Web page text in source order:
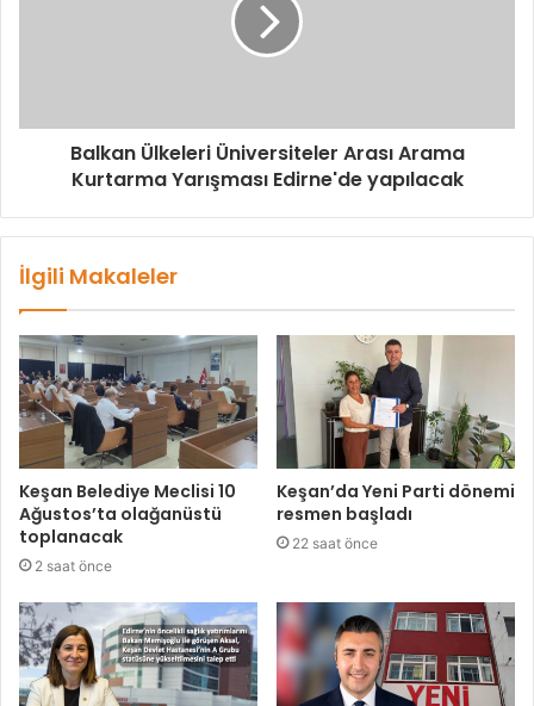
Balkan Ülkeleri Üniversiteler Arası Arama
Kurtarma Yarışması Edirne'de yapılacak
İlgili Makaleler
Keşan Belediye Meclisi 10
Ağustos’ta olağanüstü
toplanacak
2 saat önce
Keşan’da Yeni Parti dönemi
resmen başladı
22 saat önce